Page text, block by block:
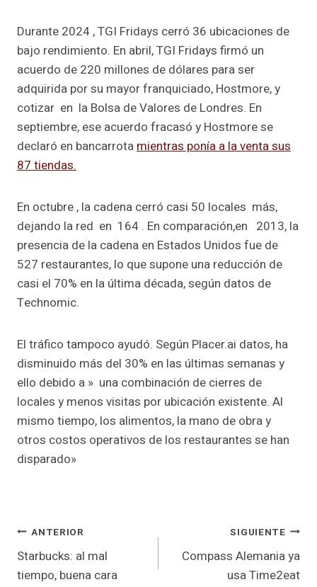
Durante 2024 , TGI Fridays cerró 36 ubicaciones de
bajo rendimiento. En abril, TGI Fridays firmó un
acuerdo de 220 millones de dólares para ser
adquirida por su mayor franquiciado, Hostmore, y
cotizar en la Bolsa de Valores de Londres. En
septiembre, ese acuerdo fracasó y Hostmore se
declaró en bancarrotamientras ponía a la venta sus
87 tiendas.
En octubre , la cadena cerró casi 50 locales más,
dejando la red en 164 . En comparación,en 2013, la
presencia de la cadena en Estados Unidos fue de
527 restaurantes, lo que supone una reducción de
casi el 70% en la última década, según datos de
Technomic.
El tráfico tampoco ayudó. Según Placer.ai datos, ha
disminuido más del 30% en las últimas semanas y
ello debido a » una combinación de cierres de
locales y menos visitas por ubicación existente. Al
mismo tiempo, los alimentos, la mano de obra y
otros costos operativos de los restaurantes se han
disparado»
Navegación
de
ANTERIOR
Starbucks: al mal
tiempo, buena cara
SIGUIENTE
Compass Alemania ya
usa Time2eat